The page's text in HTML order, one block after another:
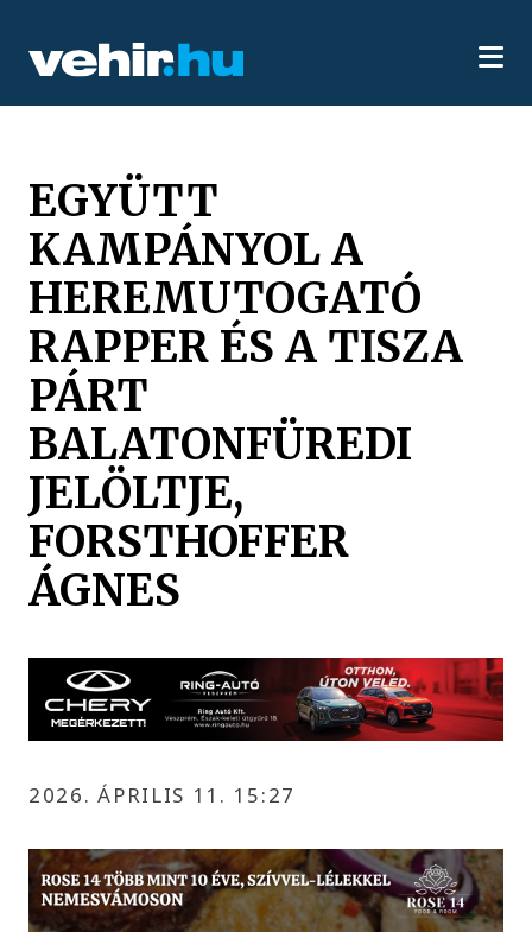
EGYÜTT
KAMPÁNYOL A
HEREMUTOGATÓ
RAPPER ÉS A TISZA
PÁRT
BALATONFÜREDI
JELÖLTJE,
FORSTHOFFER
ÁGNES
2026. ÁPRILIS 11. 15:27